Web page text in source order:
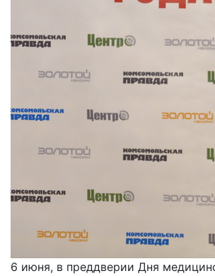
6 июня, в преддверии Дня